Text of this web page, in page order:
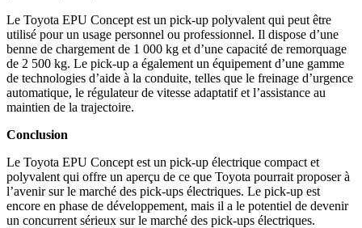
Le Toyota EPU Concept est un pick-up polyvalent qui peut être
utilisé pour un usage personnel ou professionnel. Il dispose d’une
benne de chargement de 1 000 kg et d’une capacité de remorquage
de 2 500 kg. Le pick-up a également un équipement d’une gamme
de technologies d’aide à la conduite, telles que le freinage d’urgence
automatique, le régulateur de vitesse adaptatif et l’assistance au
maintien de la trajectoire.
Conclusion
Le Toyota EPU Concept est un pick-up électrique compact et
polyvalent qui offre un aperçu de ce que Toyota pourrait proposer à
l’avenir sur le marché des pick-ups électriques. Le pick-up est
encore en phase de développement, mais il a le potentiel de devenir
un concurrent sérieux sur le marché des pick-ups électriques.